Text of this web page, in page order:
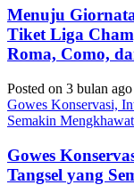
Menuju
Tiket Liga
Roma, Como,
Posted on 3 bulan ago
Gowes Konservasi,
Semakin
Gowes
Tangsel yang